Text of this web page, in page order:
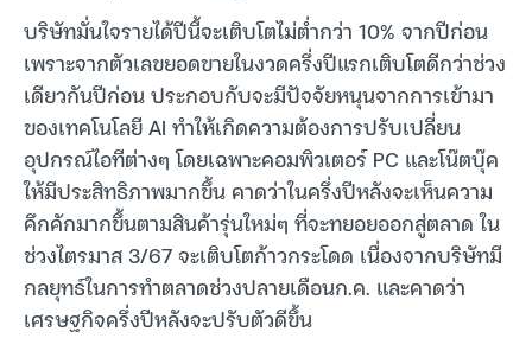
บริษัทมั่นใจรายได้ปีนี้จะเติบโตไม่ต่ำกว่า 10% จากปีก่อน
เพราะจากตัวเลขยอดขายในงวดครึ่งปีแรกเติบโตดีกว่าช่วง
เดียวกันปีก่อน ประกอบกับจะมีปัจจัยหนุนจากการเข้ามา
ของเทคโนโลยี AI ทำให้เกิดความต้องการปรับเปลี่ยน
อุปกรณ์ไอทีต่างๆ โดยเฉพาะคอมพิวเตอร์ PC และโน๊ตบุ๊ค
ให้มีประสิทธิภาพมากขึ้น คาดว่าในครึ่งปีหลังจะเห็นความ
คึกคักมากขึ้นตามสินค้ารุ่นใหม่ๆ ที่จะทยอยออกสู่ตลาด ใน
ช่วงไตรมาส 3/67 จะเติบโตก้าวกระโดด เนื่องจากบริษัทมี
กลยุทธ์ในการทำตลาดช่วงปลายเดือนก.ค. และคาดว่า
เศรษฐกิจครึ่งปีหลังจะปรับตัวดีขึ้น